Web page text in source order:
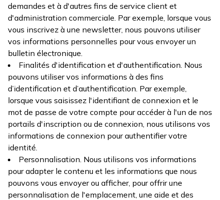
demandes et à d'autres fins de service client et
d'administration commerciale. Par exemple, lorsque vous
vous inscrivez à une newsletter, nous pouvons utiliser
vos informations personnelles pour vous envoyer un
bulletin électronique.
Finalités d'identification et d'authentification. Nous
pouvons utiliser vos informations à des fins
d’identification et d’authentification. Par exemple,
lorsque vous saisissez l'identifiant de connexion et le
mot de passe de votre compte pour accéder à l'un de nos
portails d'inscription ou de connexion, nous utilisons vos
informations de connexion pour authentifier votre
identité.
Personnalisation. Nous utilisons vos informations
pour adapter le contenu et les informations que nous
pouvons vous envoyer ou afficher, pour offrir une
personnalisation de l'emplacement, une aide et des